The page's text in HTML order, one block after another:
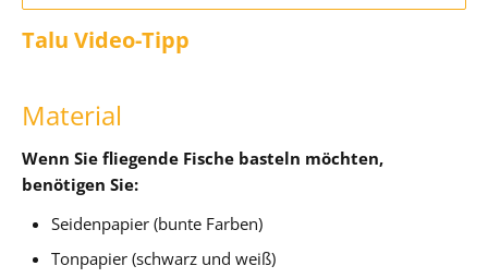
Talu Video-Tipp
Material
Wenn Sie fliegende Fische basteln möchten,
benötigen Sie:
Seidenpapier (bunte Farben)
Tonpapier (schwarz und weiß)